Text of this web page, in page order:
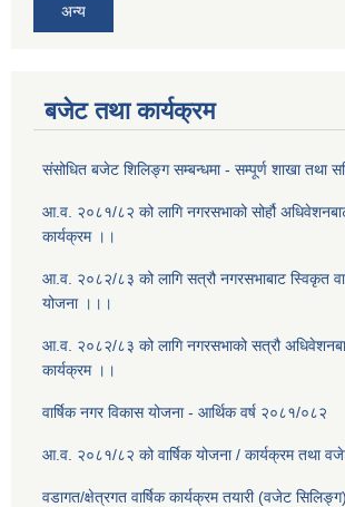
अन्य
बजेट तथा कार्यक्रम
संसोधित बजेट शिलिङ्ग सम्बन्धमा - सम्पूर्ण शाखा तथा
आ.व. २०८१/८२ को लागि नगरसभाको सोर्हौ
कार्यक्रम ।।
आ.व. २०८२/८३ को लागि सत्रौ नगरसभाबाट स्विकृत
योजना ।।।
आ.व. २०८२/८३ को लागि नगरसभाको सत्रौ
कार्यक्रम ।।
वार्षिक नगर विकास योजना - आर्थिक वर्ष २०८१/०८२
आ.व. २०८१/८२ को वार्षिक योजना / कार्यक्रम तथा
वडागत/क्षेत्रगत वार्षिक कार्यक्रम तयारी (वजेट